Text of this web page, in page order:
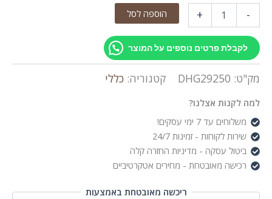
-
PRO
Dock
100W
Station
+ הוספה לסל
לקבלת פרטים נוספים על המוצר
מק"ט: DHG29250 קטגוריה: כללי
למה לקנות אצלנו?
משלוחים עד 7 ימי עסקים!
שירות לקוחות - זמינות 24/7
ביטול עסקה - מדיניות החזרה קלה
רכישה מאובטחת - מחירים אטקרטיביים
ריכשה מאובטחת באמצעות